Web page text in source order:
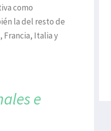
como
la del resto de
Francia, Italia y
e